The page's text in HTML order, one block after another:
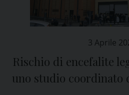
3 Aprile
Rischio di encefalite
uno studio coordinato